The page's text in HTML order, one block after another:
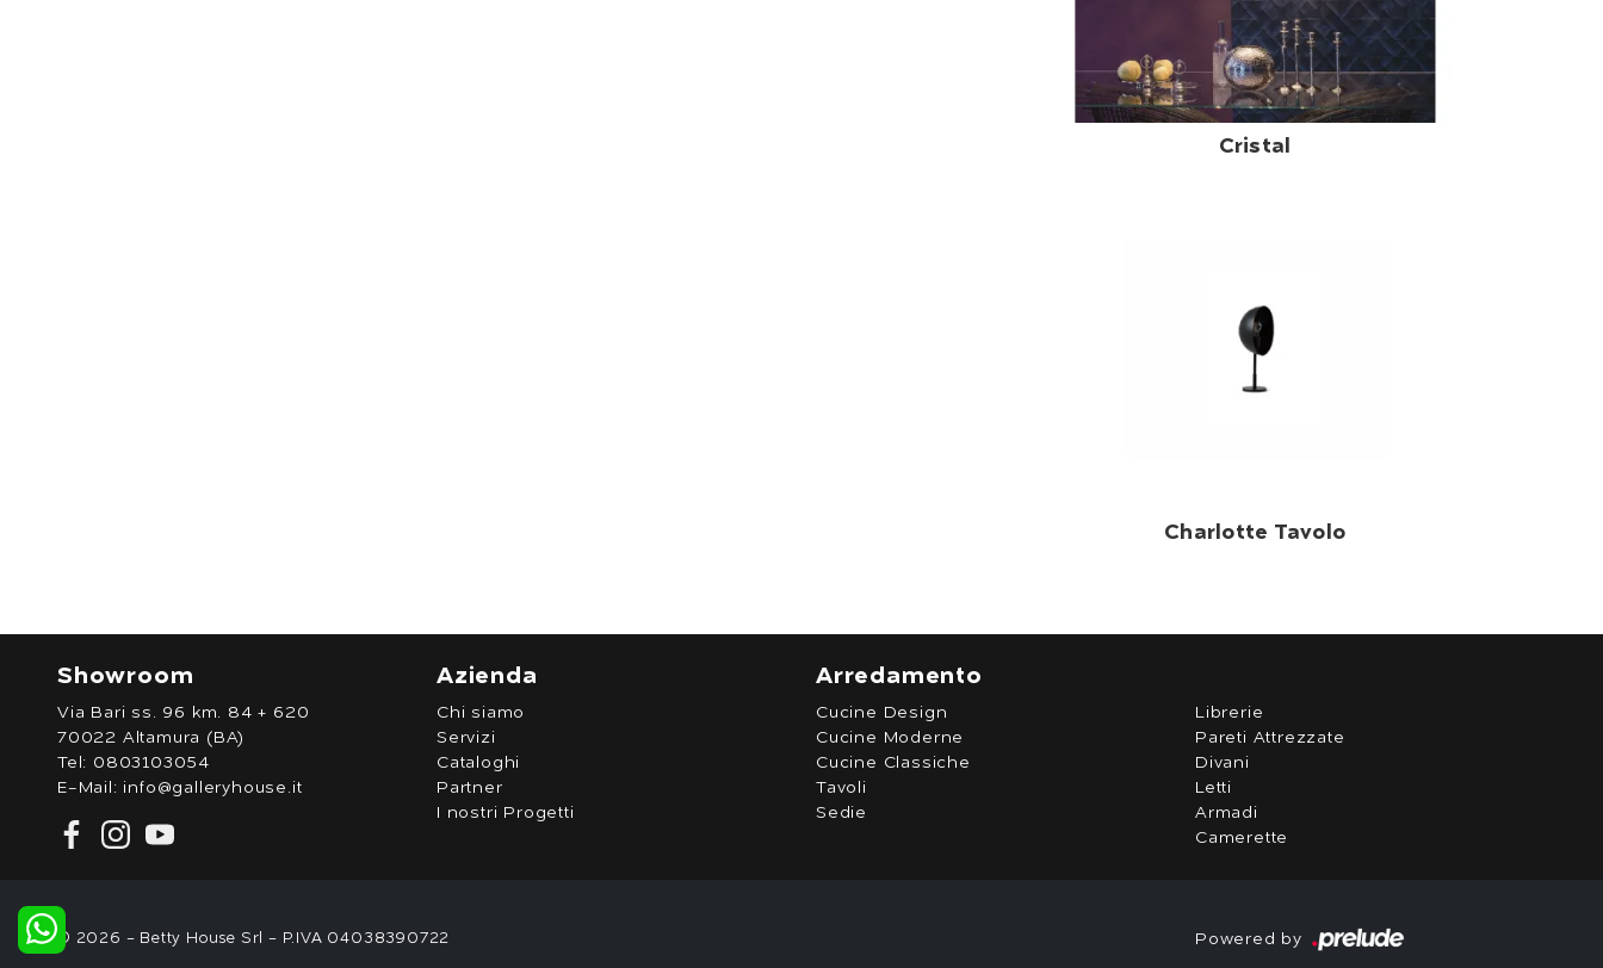
Cristal
Charlotte Tavolo
Showroom
Via Bari ss. 96 km. 84 + 620
70022 Altamura (BA)
Tel: 0803103054
E-Mail: info@galleryhouse.it
Azienda
Chi siamo
Servizi
Cataloghi
Partner
I nostri Progetti
Arredamento
Cucine Design
Cucine Moderne
Cucine Classiche
Tavoli
Sedie
Librerie
Pareti Attrezzate
Divani
Letti
Armadi
Camerette
© 2026 - Betty House Srl - P.IVA 04038390722 Powered by